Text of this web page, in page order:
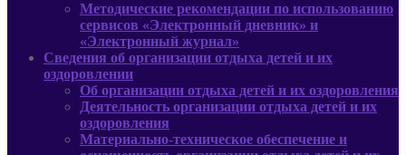
Методические рекомендации по использованию
сервисов «Электронный дневник» и
«Электронный журнал»
Сведения об организации отдыха детей и их
оздоровлении
Об организации отдыха детей и их оздоровления
Деятельность организации отдыха детей и их
оздоровления
Материально-техническое обеспечение и